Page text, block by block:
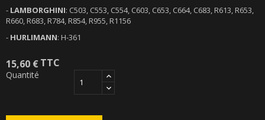
- LAMBORGHINI: C503, C553, C554, C603, C653, C664, C683, R613, R653,
R660, R683, R784, R854, R955, R1156
- HURLIMANN: H-361
15,60 €TTC
Quantité